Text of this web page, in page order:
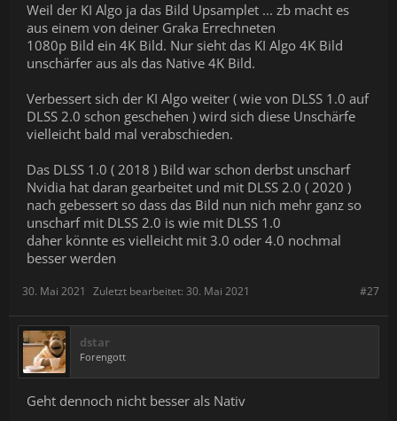
Weil der KI Algo ja das Bild Upsamplet ... zb macht es
aus einem von deiner Graka Errechneten
1080p Bild ein 4K Bild. Nur sieht das KI Algo 4K Bild
unschärfer aus als das Native 4K Bild.
Verbessert sich der KI Algo weiter ( wie von DLSS 1.0 auf
DLSS 2.0 schon geschehen ) wird sich diese Unschärfe
vielleicht bald mal verabschieden.
Das DLSS 1.0 ( 2018 ) Bild war schon derbst unscharf
Nvidia hat daran gearbeitet und mit DLSS 2.0 ( 2020 )
nach gebessert so dass das Bild nun nich mehr ganz so
unscharf mit DLSS 2.0 is wie mit DLSS 1.0
daher könnte es vielleicht mit 3.0 oder 4.0 nochmal
besser werden
#27
30. Mai 2021 Zuletzt bearbeitet: 30. Mai 2021
dstar
Forengott
Geht dennoch nicht besser als Nativ